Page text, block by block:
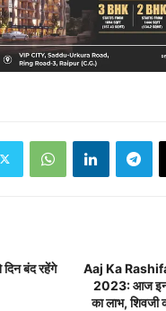
बंद रहेंगे
Aaj Ka
2023: आज इन
का लाभ, शिवजी